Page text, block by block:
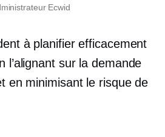
Ecwid
à planifier efficacement
l’alignant sur la demande
en minimisant le risque de